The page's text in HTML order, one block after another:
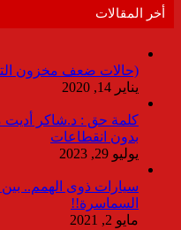
أخر المقالات
(حالات ضعف مخزون
يناير 14, 2020
بدون انقطاعات
يوليو 29, 2023
سيارات ذوى الهمم..
السماسرة!!
مايو 2, 2021